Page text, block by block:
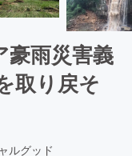
豪雨災害義
取り戻そ
ルグッド